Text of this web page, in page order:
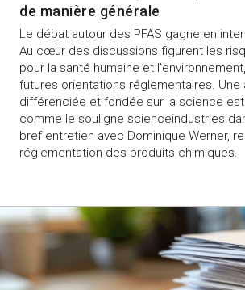
de manière générale
Le débat autour des PFAS gagne en
Au cœur des discussions figurent les
pour la santé humaine et
futures orientations réglementaires. Une
différenciée et fondée sur la science
comme le souligne scienceindustries
bref entretien avec Dominique Werner,
réglementation des produits chimiques.